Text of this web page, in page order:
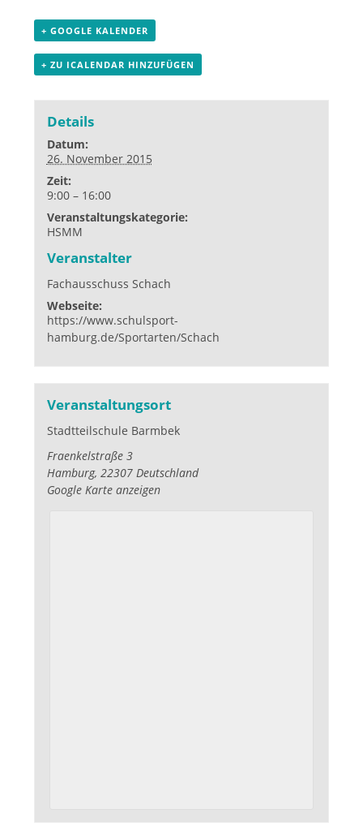
+ GOOGLE KALENDER
+ ZU ICALENDAR HINZUFÜGEN
Details
Datum:
26. November 2015
Zeit:
9:00 – 16:00
Veranstaltungskategorie:
HSMM
Veranstalter
Fachausschuss Schach
Webseite:
https://www.schulsport-
hamburg.de/Sportarten/Schach
Veranstaltungsort
Stadtteilschule Barmbek
Fraenkelstraße 3
Hamburg, 22307 Deutschland
Google Karte anzeigen